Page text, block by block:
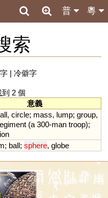
粵
普
索
| 冷僻字
到 2 個
意義
, circle; mass, lump; group,
(a 300-man troop);
; ball; sphere, globe